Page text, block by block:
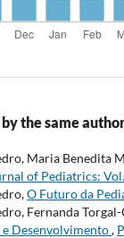
the same
Maria Benedita
of Pediatrics:
O Futuro da
Fernanda
Desenvolvimento,